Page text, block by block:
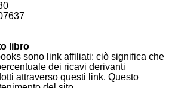
libro
sono link affiliati: ciò significa che
dei ricavi derivanti
attraverso questi link. Questo